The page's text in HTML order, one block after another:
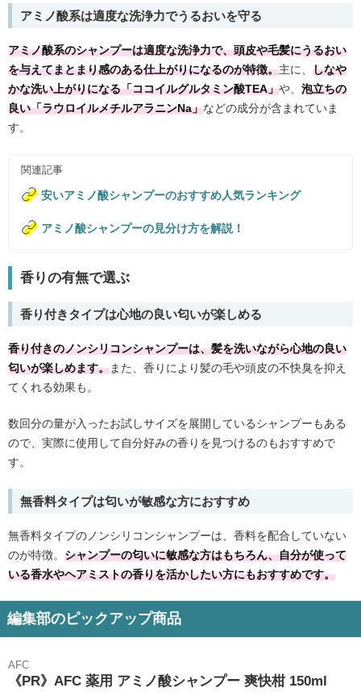
アミノ酸系は適度な洗浄力でうるおいを守る
アミノ酸系のシャンプーは適度な洗浄力で、頭皮や毛髪にうるおい
を与えてまとまり感のある仕上がりになるのが特徴。主に、 しなや
かな洗い上がりになる「ココイルグルタミン酸TEA」や、 泡立ちの
良い「ラウロイルメチルアラニンNa」などの成分が含まれていま
す。
関連記事
安いアミノ酸シャンプーのおすすめ人気ランキング
アミノ酸シャンプーの見分け方を解説！
香りの有無で選ぶ
香り付きタイプは心地の良い匂いが楽しめる
香り付きのノンシリコンシャンプーは、髪を洗いながら心地の良い
匂いが楽しめます。また、香りにより髪の毛や頭皮の不快臭を抑え
てくれる効果も。
数回分の量が入ったお試しサイズを展開しているシャンプーもある
ので、実際に使用して自分好みの香りを見つけるのもおすすめで
す。
無香料タイプは匂いが敏感な方におすすめ
無香料タイプのノンシリコンシャンプーは、香料を配合していない
のが特徴。 シャンプーの匂いに敏感な方はもちろん、自分が使って
いる香水やヘアミストの香りを活かしたい方にもおすすめです。
編集部のピックアップ商品
AFC
《PR》AFC 薬用 アミノ酸シャンプー 爽快柑 150ml